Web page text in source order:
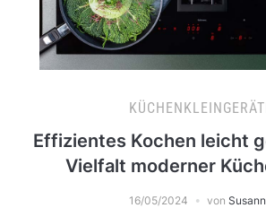
Effizientes Kochen leicht
Vielfalt moderner
16/05/2024 von